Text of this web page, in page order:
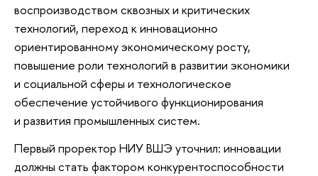
воспроизводством сквозных и критических
технологий, переход к инновационно
ориентированному экономическому росту,
повышение роли технологий в развитии экономики
и социальной сферы и технологическое
обеспечение устойчивого функционирования
и развития промышленных систем.
Первый проректор НИУ ВШЭ уточнил: инновации
должны стать фактором конкурентоспособности